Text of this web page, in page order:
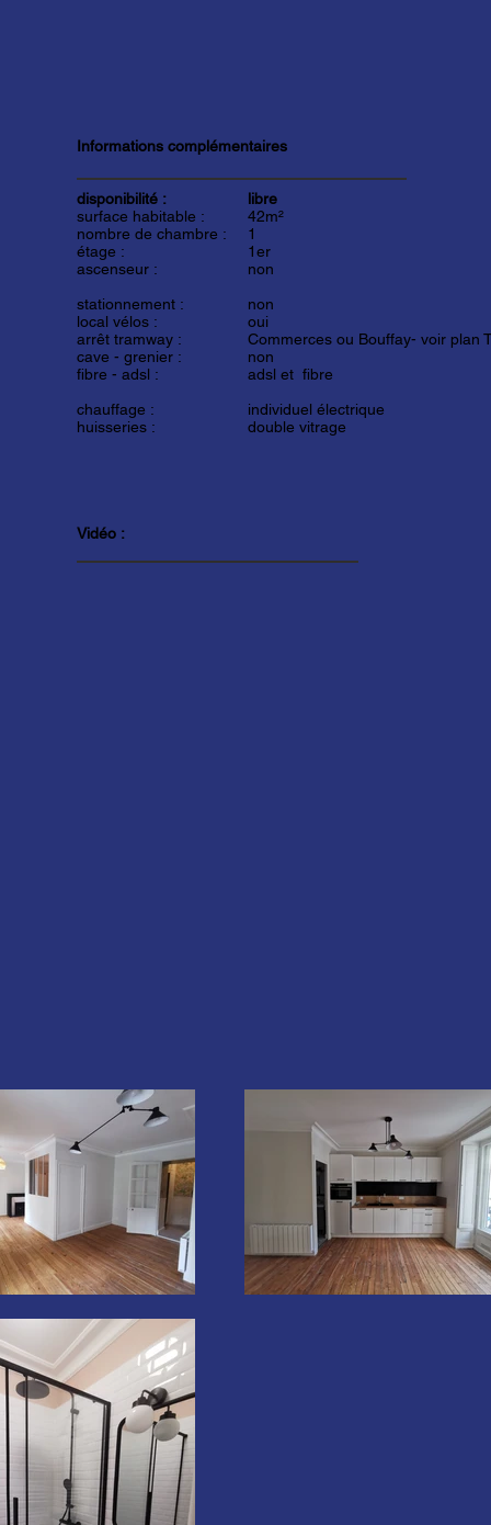
Informations complémentaires
disponibilité :
surface habitable :
nombre de chambre :
étage :
ascenseur :
stationnement :
local vélos :
arrêt tramway :
cave - grenier :
fibre - adsl :
chauffage :
huisseries :
libre
42m²
1
1er
non
non
oui
Commerces ou Bouffay- voir plan
non
adsl et fibre
individuel électrique
double vitrage
Vidéo :